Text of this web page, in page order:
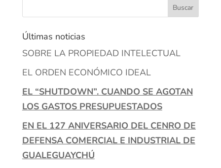
Últimas noticias
SOBRE LA PROPIEDAD INTELECTUAL
EL ORDEN ECONÓMICO IDEAL
EL “SHUTDOWN”. CUANDO SE AGOTAN
LOS GASTOS PRESUPUESTADOS
EN EL 127 ANIVERSARIO DEL CENRO DE
DEFENSA COMERCIAL E INDUSTRIAL DE
GUALEGUAYCHÚ